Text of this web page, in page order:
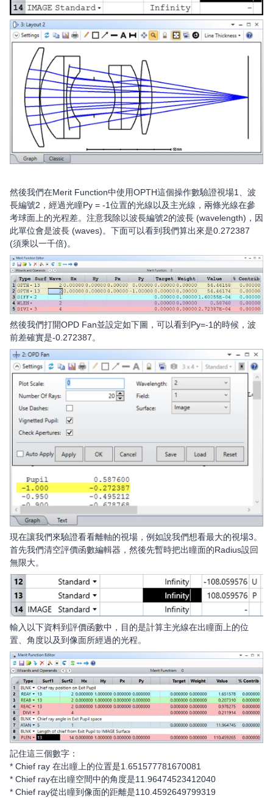
然後我們在Merit Function中使用OPTH這個操作數驗證視場1、波
長編號2，經過光瞳Py = -1位置的光線以及主光線，兩條光線在參
考球面上的光程差。注意我除以波長編號2的波長 (wavelength)，因
此單位會是波長 (waves)。下面可以看到我們算出來是0.272387
(須乘以一千倍)。
然後我們打開OPD Fan並設定如下圖，可以看到Py=-1的時候，波
前差確實是-0.272387。
現在讓我們來驗證看看離軸的視場，例如說我們想看最大的視場3。
首先我們清空評價函數編輯器，然後先暫時把出瞳面的Radius設回
無限大。
輸入以下資料到評價函數中，目的是計算主光線在出瞳面上的位
置、角度以及到像面所經過的光程。
記住這三個數字：
* Chief ray 在出瞳上的位置是1.651577781670081
* Chief ray在出瞳空間中的角度是11.96474523412040
* Chief ray從出瞳到像面的距離是110.4592649799319